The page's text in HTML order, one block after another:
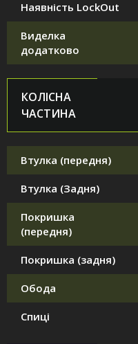
Наявність LockOut
Виделка
додатково
КОЛІСНА
ЧАСТИНА
Втулка (передня)
Втулка (Задня)
Покришка
(передня)
Покришка (задня)
Обода
Спиці